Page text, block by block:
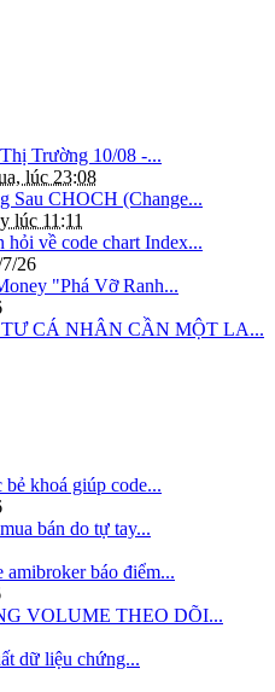
Trường 10/08 -...
lúc 23:08
Sau CHOCH (Change...
lúc 11:11
hỏi về code chart Index...
26
"Phá Vỡ Ranh...
CÁ NHÂN CẦN MỘT LA...
bẻ khoá giúp code...
bán do tự tay...
amibroker báo điểm...
VOLUME THEO DÕI...
dữ liệu chứng...